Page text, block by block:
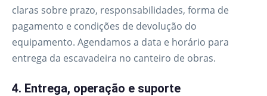
claras sobre prazo, responsabilidades, forma de
pagamento e condições de devolução do
equipamento. Agendamos a data e horário para
entrega da escavadeira no canteiro de obras.
4. Entrega, operação e suporte